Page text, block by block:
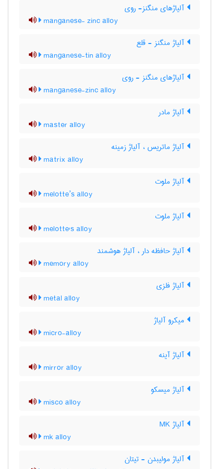
آلیاژهای منگنز- روی
manganese- zinc alloy
آلیاژ منگنز - قلع
manganese-tin alloy
آلیاژهای منگنز - روی
manganese-zinc alloy
آلیاژ مادر
master alloy
آلیاژ ماتریس ، آلیاژ زمینه
matrix alloy
آلیاژ ملوت
melotte’s alloy
آلیاژ ملوت
melotte's alloy
آلیاژ حافظه دار ، آلیاژ هوشمند
memory alloy
آلیاژ فلزی
metal alloy
میکرو آلیاژ
micro-alloy
آلیاژ آینه
mirror alloy
آلیاژ میسکو
misco alloy
آلیاژ MK
mk alloy
آلیاژ مولیبدن - تیتان